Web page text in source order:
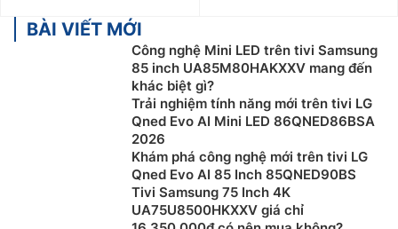
BÀI VIẾT MỚI
Công nghệ Mini LED trên tivi Samsung
85 inch UA85M80HAKXXV mang đến
khác biệt gì?
Trải nghiệm tính năng mới trên tivi LG
Qned Evo AI Mini LED 86QNED86BSA
2026
Khám phá công nghệ mới trên tivi LG
Qned Evo AI 85 Inch 85QNED90BS
Tivi Samsung 75 Inch 4K
UA75U8500HKXXV giá chỉ